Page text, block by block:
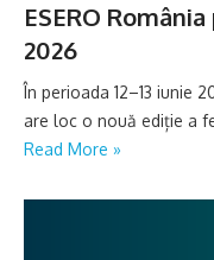
ESERO
2026
În perioada 12–13 iunie
are loc o nouă ediție a
Read More »